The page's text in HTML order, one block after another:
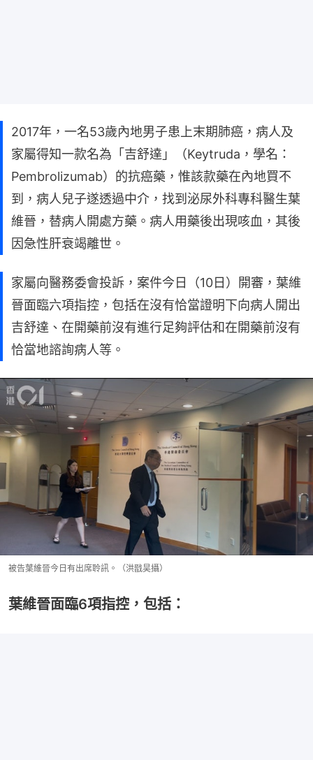
2017年，一名53歲內地男子患上末期肺癌，病人及
家屬得知一款名為「吉舒達」（Keytruda，學名：
Pembrolizumab）的抗癌藥，惟該款藥在內地買不
到，病人兒子遂透過中介，找到泌尿外科專科醫生葉
維晉，替病人開處方藥。病人用藥後出現咳血，其後
因急性肝衰竭離世。
家屬向醫務委會投訴，案件今日（10日）開審，葉維
晉面臨六項指控，包括在沒有恰當證明下向病人開出
吉舒達、在開藥前沒有進行足夠評估和在開藥前沒有
恰當地諮詢病人等。
被告葉維晉今日有出席聆訊。（洪戩昊攝）
葉維晉面臨6項指控，包括：